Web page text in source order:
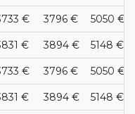
€ 3796 € 5050 €
€ 3894 € 5148 €
€ 3796 € 5050 €
€ 3894 € 5148 €